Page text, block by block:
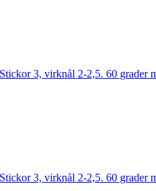
3, virknål 2-2,5. 60 grader
3, virknål 2-2,5. 60 grader